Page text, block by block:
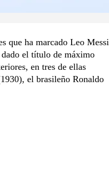
que ha marcado Leo Messi
el título de máximo
en tres de ellas
el brasileño Ronaldo